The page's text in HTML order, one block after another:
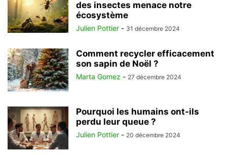
des insectes menace notre
écosystème
Julien Pottier - 31 décembre 2024
Comment recycler efficacement
son sapin de Noël ?
Marta Gomez - 27 décembre 2024
Pourquoi les humains ont-ils
perdu leur queue ?
Julien Pottier - 20 décembre 2024